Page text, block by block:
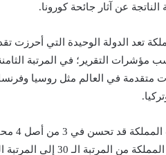
عن آثار جائحة كورونا.
تعد الدولة الوحيدة التي أحرزت
في العالم مثل روسيا وفرنسا